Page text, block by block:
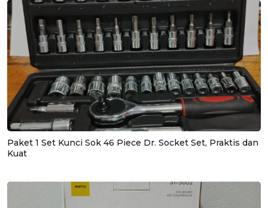
Paket 1 Set Kunci Sok 46 Piece Dr. Socket Set, Praktis dan
Kuat